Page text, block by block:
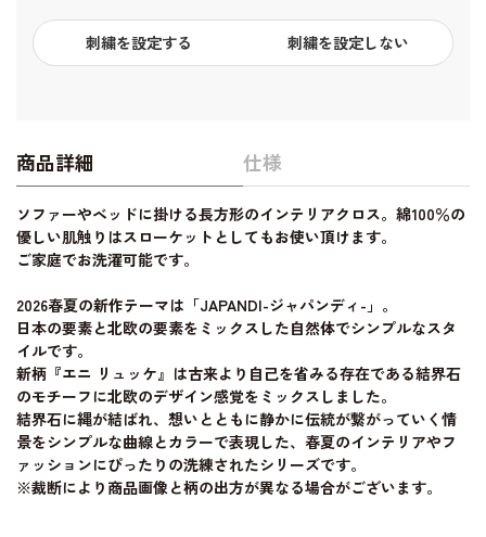
刺繍を設定する 刺繍を設定しない
商品詳細 仕様
ソファーやベッドに掛ける長方形のインテリアクロス。綿100％の
優しい肌触りはスローケットとしてもお使い頂けます。
ご家庭でお洗濯可能です。
2026春夏の新作テーマは「JAPANDI-ジャパンディ-」。
日本の要素と北欧の要素をミックスした自然体でシンプルなスタ
イルです。
新柄『エニ リュッケ』は古来より自己を省みる存在である結界石
のモチーフに北欧のデザイン感覚をミックスしました。
結界石に縄が結ばれ、想いとともに静かに伝統が繋がっていく情
景をシンプルな曲線とカラーで表現した、春夏のインテリアやフ
ァッションにぴったりの洗練されたシリーズです。
※裁断により商品画像と柄の出方が異なる場合がございます。